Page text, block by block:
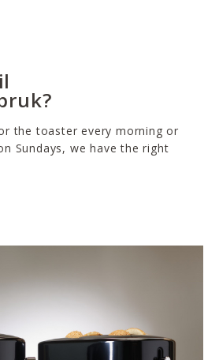
the toaster every morning or
Sundays, we have the right